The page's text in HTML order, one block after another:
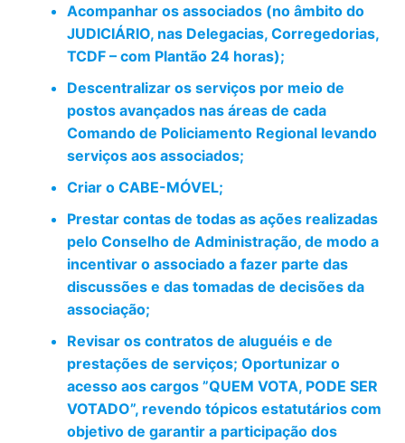
Acompanhar os associados (no âmbito do
JUDICIÁRIO, nas Delegacias, Corregedorias,
TCDF – com Plantão 24 horas);
Descentralizar os serviços por meio de
postos avançados nas áreas de cada
Comando de Policiamento Regional levando
serviços aos associados;
Criar o CABE-MÓVEL;
Prestar contas de todas as ações realizadas
pelo Conselho de Administração, de modo a
incentivar o associado a fazer parte das
discussões e das tomadas de decisões da
associação;
Revisar os contratos de aluguéis e de
prestações de serviços; Oportunizar o
acesso aos cargos ”QUEM VOTA, PODE SER
VOTADO”, revendo tópicos estatutários com
objetivo de garantir a participação dos